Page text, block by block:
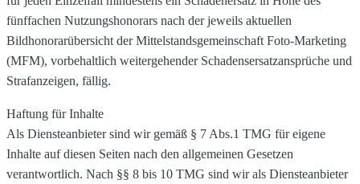
fünffachen Nutzungshonorars nach der jeweils aktuellen
Bildhonorarübersicht der Mittelstandsgemeinschaft Foto-Marketing
(MFM), vorbehaltlich weitergehender Schadensersatzansprüche und
Strafanzeigen, fällig.
Haftung für Inhalte
Als Diensteanbieter sind wir gemäß § 7 Abs.1 TMG für eigene
Inhalte auf diesen Seiten nach den allgemeinen Gesetzen
verantwortlich. Nach §§ 8 bis 10 TMG sind wir als Diensteanbieter